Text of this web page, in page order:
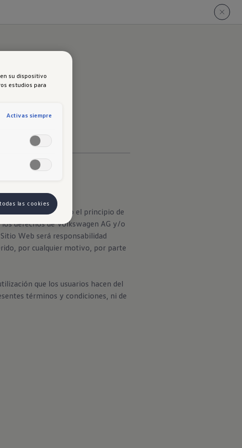
correcta y bajo el principio de
derechos de Volkswagen AG y/o
Web será responsabilidad
por cualquier motivo, por parte
que los usuarios hacen del
términos y condiciones, ni de
su dispositivo
estudios para
Activas siempre
las cookies